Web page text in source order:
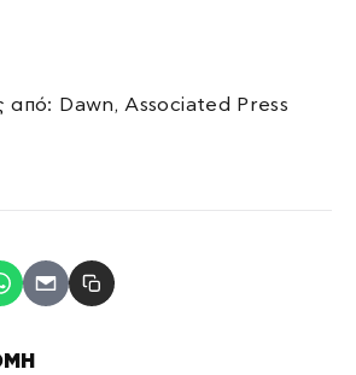
από: Dawn, Associated Press